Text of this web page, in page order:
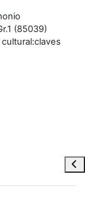
(85039)